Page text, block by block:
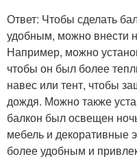
Ответ: Чтобы сделать
удобным, можно внести
Например, можно
чтобы он был более
навес или тент, чтобы
дождя. Можно также
балкон был освещен
мебель и декоративные
более удобным и